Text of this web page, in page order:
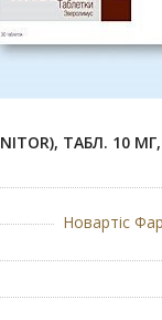
ТАБЛ. 10
Новартіс